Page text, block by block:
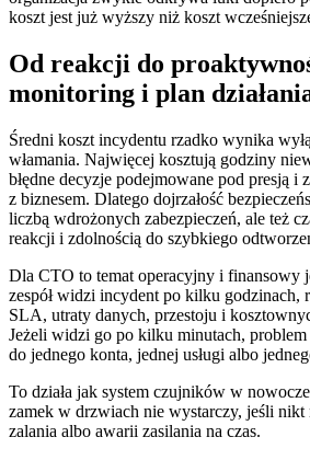
koszt jest już wyższy niż koszt
Od reakcji do
monitoring i plan
Średni koszt incydentu rzadko wynika
włamania. Najwięcej kosztują godziny
błędne decyzje podejmowane pod presją i
z biznesem. Dlatego dojrzałość
liczbą wdrożonych zabezpieczeń, ale też
reakcji i zdolnością do szybkiego
Dla CTO to temat operacyjny i finansowy
zespół widzi incydent po kilku godzinach,
SLA, utraty danych, przestoju i
Jeżeli widzi go po kilku minutach, problem
do jednego konta, jednej usługi albo
To działa jak system czujników w
zamek w drzwiach nie wystarczy, jeśli nikt
zalania albo awarii zasilania na czas.